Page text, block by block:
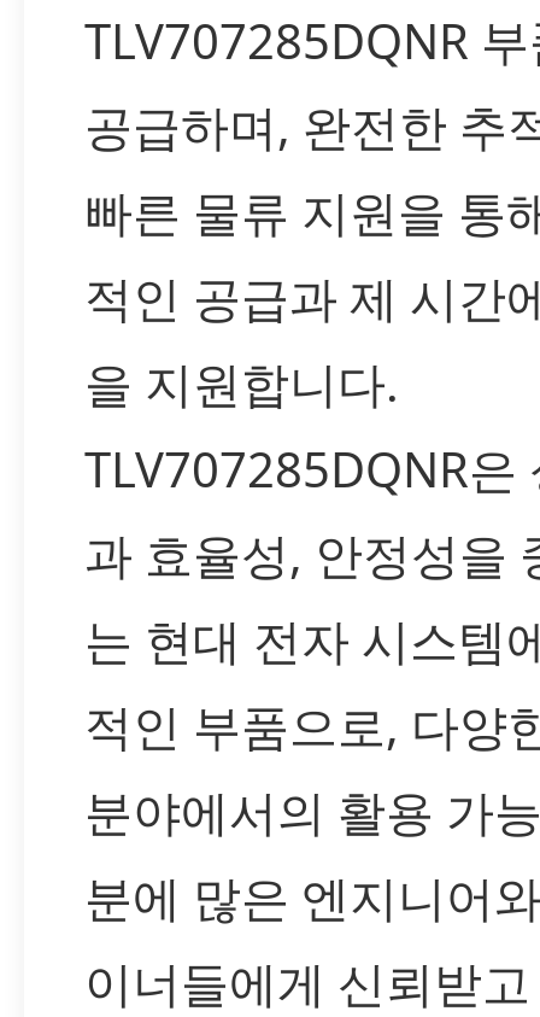
TLV707285DQNR
공급하며, 완전한 추
빠른 물류 지원을 통
적인 공급과 제 시간
을 지원합니다.
TLV707285DQNR은
과 효율성, 안정성을
는 현대 전자 시스템
적인 부품으로, 다양
분야에서의 활용 가
분에 많은 엔지니어
이너들에게 신뢰받